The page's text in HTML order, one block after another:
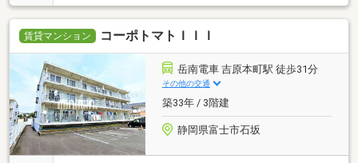
賃貸マンション コーポトマトＩＩＩ
岳南電車 吉原本町駅 徒歩31分
その他の交通
築33年 / 3階建
静岡県富士市石坂